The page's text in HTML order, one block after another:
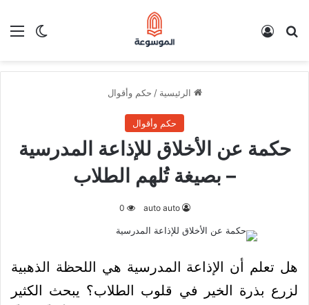
الوضع بحث عن
الرئيسية / حكم وأقوال
حكم وأقوال
حكمة عن الأخلاق للإذاعة المدرسية
– بصيغة تُلهم الطلاب
auto auto
0
هل تعلم أن الإذاعة المدرسية هي اللحظة الذهبية
لزرع بذرة الخير في قلوب الطلاب؟ يبحث الكثير